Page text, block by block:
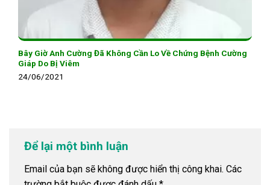
Bây Giờ Anh Cường Đã Không Cần Lo Về Chứng Bệnh Cường
Giáp Do Bị Viêm
24/06/2021
Để lại một bình luận
Email của bạn sẽ không được hiển thị công khai. Các